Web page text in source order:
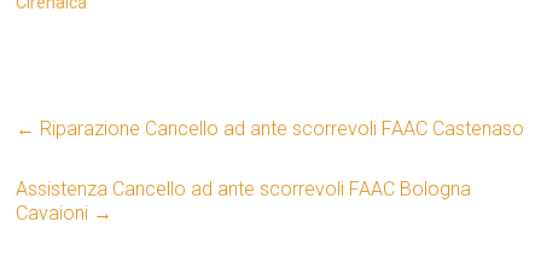
← Riparazione Cancello ad ante scorrevoli FAAC Castenaso
Assistenza Cancello ad ante scorrevoli FAAC Bologna
Cavaioni →